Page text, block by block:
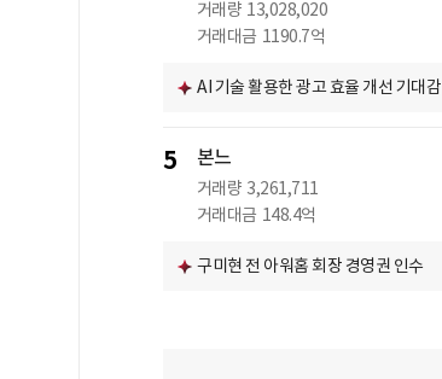
거래량 13,028,020
거래대금 1190.7억
AI 기술 활용한 광고 효율 개선 기대감
5 본느
거래량 3,261,711
거래대금 148.4억
구미현 전 아워홈 회장 경영권 인수